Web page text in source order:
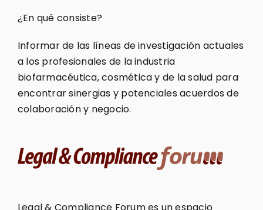
¿En qué consiste?
Informar de las líneas de investigación actuales
a los profesionales de la industria
biofarmacéutica, cosmética y de la salud para
encontrar sinergias y potenciales acuerdos de
colaboración y negocio.